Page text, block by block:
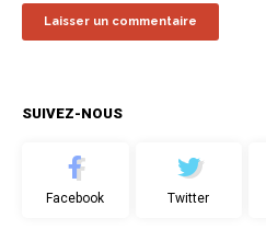
SUIVEZ-NOUS
Facebook Twitter